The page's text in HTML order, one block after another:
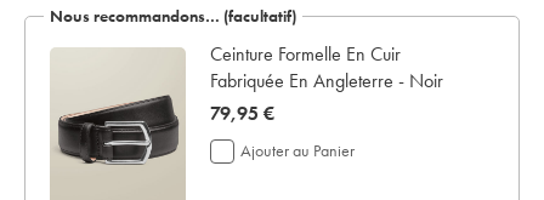
Nous recommandons… (facultatif)
Ceinture Formelle En Cuir
Fabriquée En Angleterre - Noir
now
79,95
€
79,95 €
Ajouter au Panier